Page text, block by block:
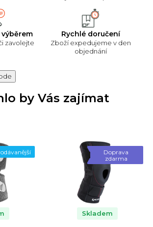
zavolejte
Rychlé doručení
Zboží expedujeme v den
objednání
by Vás zajímat
Doprava
zdarma
Skladem